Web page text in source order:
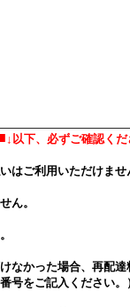
↓以下、必ずご確認くだ
はご利用いただけませ
ん。
なかった場合、再配達
号をご記入ください。